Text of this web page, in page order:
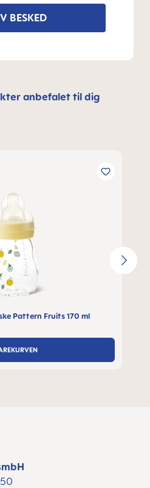
BESKED
anbefalet til dig
Pattern Fruits 170 ml